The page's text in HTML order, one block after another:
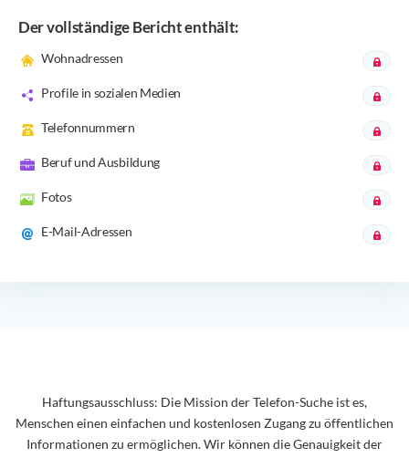
Der vollständige Bericht enthält:
Wohnadressen
Profile in sozialen Medien
Telefonnummern
Beruf und Ausbildung
Fotos
E-Mail-Adressen
Haftungsausschluss: Die Mission der Telefon-Suche ist es,
Menschen einen einfachen und kostenlosen Zugang zu öffentlichen
Informationen zu ermöglichen. Wir können die Genauigkeit der